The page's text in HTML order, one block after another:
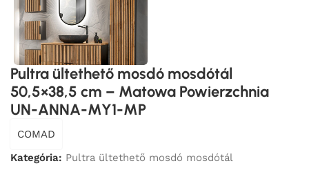
Pultra ültethető mosdó mosdótál
50,5×38,5 cm – Matowa Powierzchnia
UN-ANNA-MY1-MP
COMAD
Kategória: Pultra ültethető mosdó mosdótál